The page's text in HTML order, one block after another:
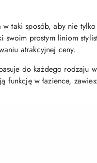
w taki sposób, aby nie
prostym liniom
atrakcyjnej ceny.
do każdego rodzaju
funkcję w łazience,